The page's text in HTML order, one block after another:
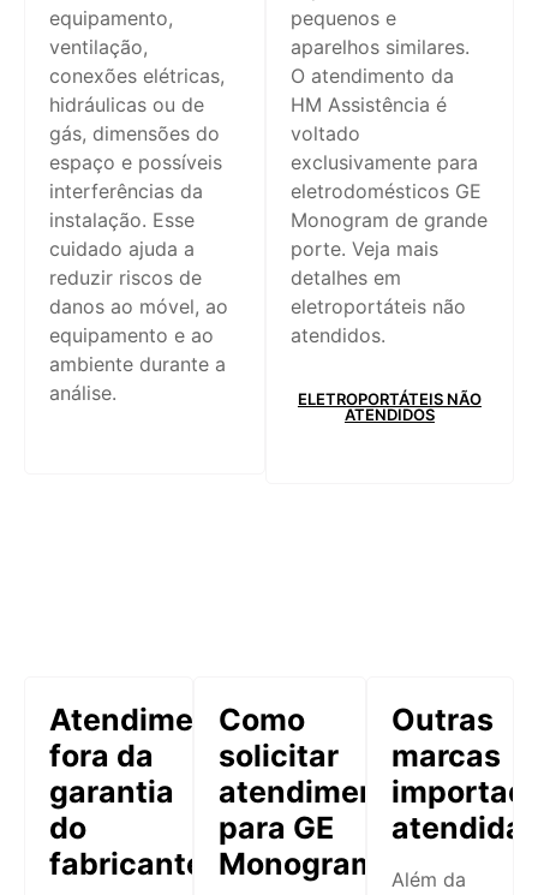
equipamento,
ventilação,
conexões elétricas,
hidráulicas ou de
gás, dimensões do
espaço e possíveis
interferências da
instalação. Esse
cuidado ajuda a
reduzir riscos de
danos ao móvel, ao
equipamento e ao
ambiente durante a
análise.
pequenos e
aparelhos similares.
O atendimento da
HM Assistência é
voltado
exclusivamente para
eletrodomésticos GE
Monogram de grande
porte. Veja mais
detalhes em
eletroportáteis não
atendidos.
ELETROPORTÁTEIS NÃO
ATENDIDOS
Atendimento
fora da
garantia
do
fabricante
Como
solicitar
atendimento
para GE
Monogram
Outras
marcas
Além da